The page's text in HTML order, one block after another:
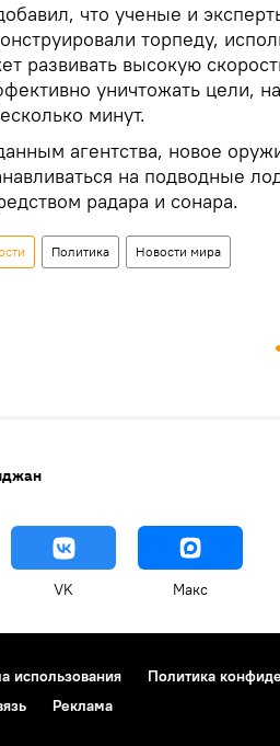
что ученые и
торпеду,
развивать высокую
уничтожать цели,
минут.
агентства, новое
на подводные
радара и сонара.
Политика Новости мира
VK Макс
использования Политика
Реклама